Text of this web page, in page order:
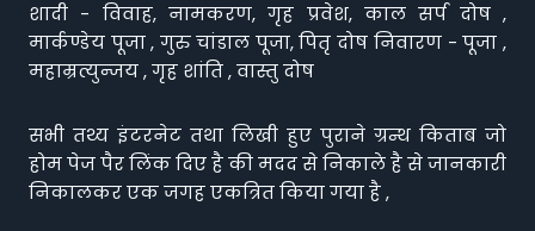
शादी - विवाह, नामकरण, गृह प्रवेश, काल सर्प दोष ,
मार्कण्डेय पूजा , गुरु चांडाल पूजा, पितृ दोष निवारण - पूजा ,
महाम्रत्युन्जय , गृह शांति , वास्तु दोष
सभी तथ्य इंटरनेट तथा लिखी हुए पुराने ग्रन्थ किताब जो
होम पेज पैर लिंक दिए है की मदद से निकाले है से जानकारी
निकालकर एक जगह एकत्रित किया गया है ,